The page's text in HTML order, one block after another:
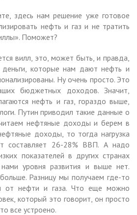
здесь нам решение уже готовое
нефть и газ и не тратить
Поможет?
вилл, это, может быть, и правда,
деньги, которые нам дают нефть и
Ну очень просто. Это
бюджетных доходов. Значит,
нефть и газ, гораздо выше,
Путин приводил такие данные о
нефтяные доходы и берем в
доходы, то тогда нагрузка
составляет 26-28% ВВП. А надо
показателей в других странах
уровня развития и выше нет.
Разницу мы получаем где-то
от нефти и газа. Что еще можно
который это говорит, он просто
все устроено.